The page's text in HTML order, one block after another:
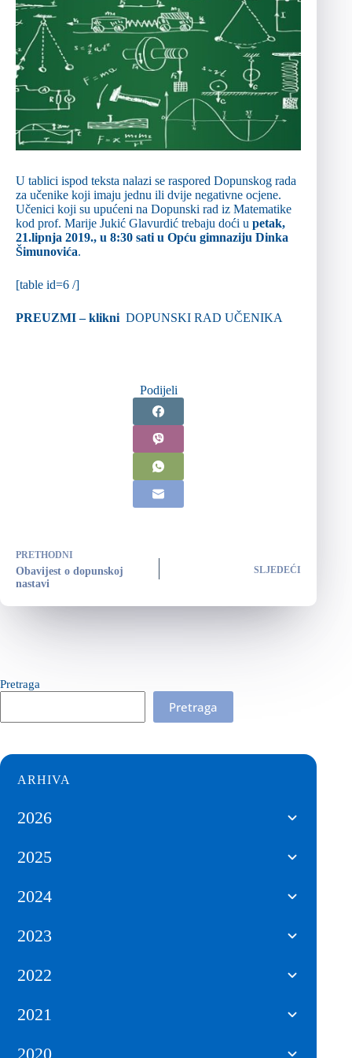
U tablici ispod teksta nalazi se raspored Dopunskog rada
za učenike koji imaju jednu ili dvije negativne ocjene.
Učenici koji su upućeni na Dopunski rad iz Matematike
kod prof. Marije Jukić Glavurdić trebaju doći u petak,
21.lipnja 2019., u 8:30 sati u Opću gimnaziju Dinka
Šimunovića.
[table id=6 /]
PREUZMI – klikni DOPUNSKI RAD UČENIKA
Podijeli
PRETHODNI
Obavijest o dopunskoj
nastavi
SLJEDEĆI
Pretraga
Pretraga
ARHIVA
2026
2025
2024
2023
2022
2021
2020